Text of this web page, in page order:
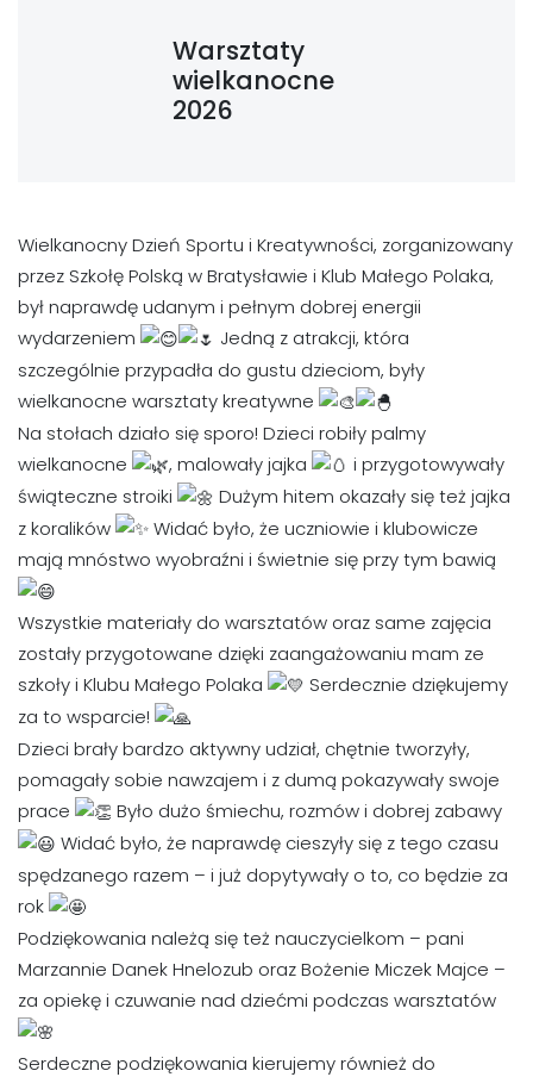
Warsztaty
wielkanocne
2026
Wielkanocny Dzień Sportu i Kreatywności, zorganizowany
przez Szkołę Polską w Bratysławie i Klub Małego Polaka,
był naprawdę udanym i pełnym dobrej energii
wydarzeniem
Jedną z atrakcji, która
szczególnie przypadła do gustu dzieciom, były
wielkanocne warsztaty kreatywne
Na stołach działo się sporo! Dzieci robiły palmy
wielkanocne
, malowały jajka
i przygotowywały
świąteczne stroiki
Dużym hitem okazały się też jajka
z koralików
Widać było, że uczniowie i klubowicze
mają mnóstwo wyobraźni i świetnie się przy tym bawią
Wszystkie materiały do warsztatów oraz same zajęcia
zostały przygotowane dzięki zaangażowaniu mam ze
szkoły i Klubu Małego Polaka
Serdecznie dziękujemy
za to wsparcie!
Dzieci brały bardzo aktywny udział, chętnie tworzyły,
pomagały sobie nawzajem i z dumą pokazywały swoje
prace
Było dużo śmiechu, rozmów i dobrej zabawy
Widać było, że naprawdę cieszyły się z tego czasu
spędzanego razem – i już dopytywały o to, co będzie za
rok
Podziękowania należą się też nauczycielkom – pani
Marzannie Danek Hnelozub oraz Bożenie Miczek Majce –
za opiekę i czuwanie nad dziećmi podczas warsztatów
Serdeczne podziękowania kierujemy również do